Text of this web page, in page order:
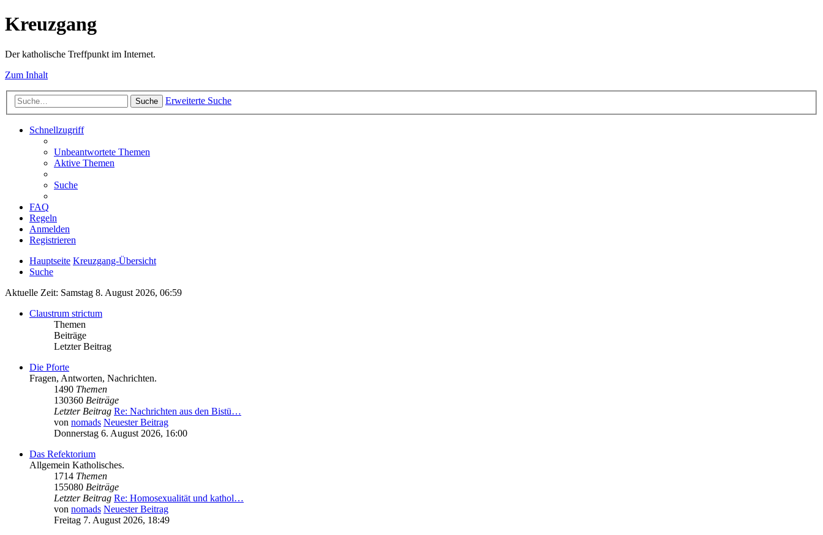
Kreuzgang
Der katholische Treffpunkt im Internet.
Zum Inhalt
Suche Erweiterte Suche
Schnellzugriff
Unbeantwortete Themen
Aktive Themen
Suche
FAQ
Regeln
Anmelden
Registrieren
Hauptseite Kreuzgang-Übersicht
Suche
Aktuelle Zeit: Samstag 8. August 2026, 06:59
Claustrum strictum
Themen
Beiträge
Letzter Beitrag
Die Pforte
Fragen, Antworten, Nachrichten.
1490 Themen
130360 Beiträge
Letzter Beitrag Re: Nachrichten aus den Bistü…
von nomads Neuester Beitrag
Donnerstag 6. August 2026, 16:00
Das Refektorium
Allgemein Katholisches.
1714 Themen
155080 Beiträge
Letzter Beitrag Re: Homosexualität und kathol…
von nomads Neuester Beitrag
Freitag 7. August 2026, 18:49